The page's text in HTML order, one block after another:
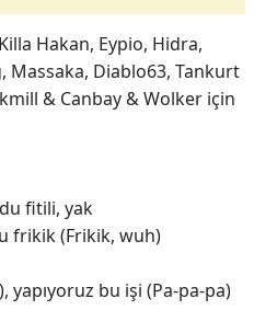
Hakan, Eypio, Hidra,
Massaka, Diablo63, Tankurt
& Canbay & Wolker için
fitili, yak
frikik (Frikik, wuh)
yapıyoruz bu işi (Pa-pa-pa)